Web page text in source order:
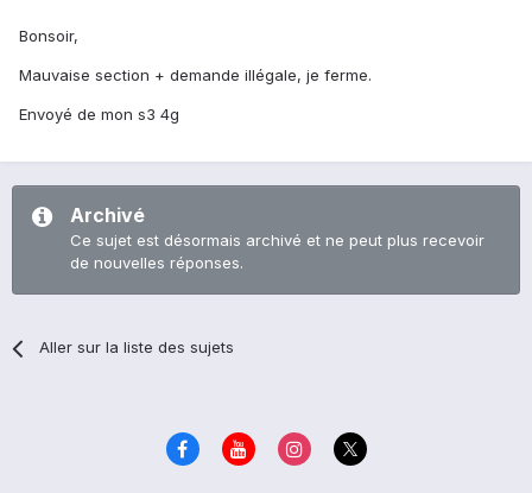
Bonsoir,
Mauvaise section + demande illégale, je ferme.
Envoyé de mon s3 4g
Archivé
Ce sujet est désormais archivé et ne peut plus recevoir
de nouvelles réponses.
Aller sur la liste des sujets